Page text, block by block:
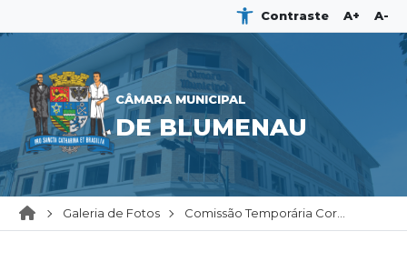
Contraste A+ A-
CÂMARA MUNICIPAL
DE BLUMENAU
Galeria de Fotos Comissão Temporária Cor...